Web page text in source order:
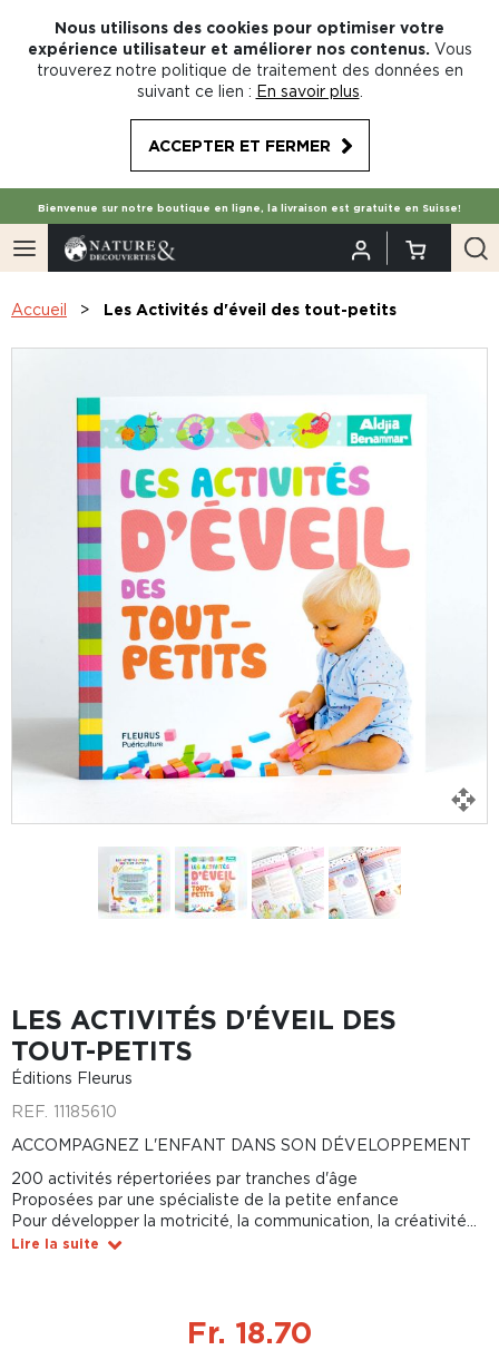
Nous utilisons des cookies pour optimiser votre
expérience utilisateur et améliorer nos contenus. Vous
trouverez notre politique de traitement des données en
suivant ce lien : En savoir plus
ACCEPTER ET FERMER
Bienvenue sur notre boutique en ligne, la livraison est gratuite en Suisse!
Accueil Les Activités d'éveil des tout-petits
LES ACTIVITÉS D'ÉVEIL DES
TOUT-PETITS
Éditions Fleurus
REF. 11185610
ACCOMPAGNEZ L'ENFANT DANS SON DÉVELOPPEMENT
200 activités répertoriées par tranches d'âge
Proposées par une spécialiste de la petite enfance
Pour développer la motricité, la communication, la créativité...
Lire la suite
Fr. 18.70